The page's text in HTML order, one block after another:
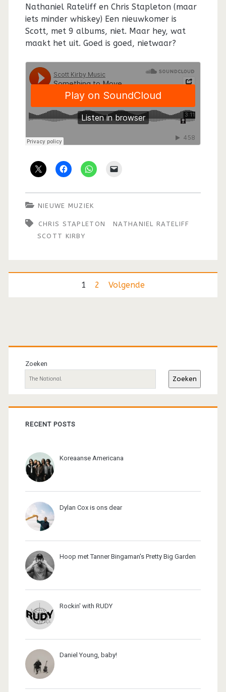
Nathaniel Rateliff en Chris Stapleton (maar
iets minder whiskey) Een nieuwkomer is
Scott, met 9 albums, niet. Maar hey, wat
maakt het uit. Goed is goed, nietwaar?
NIEUWE MUZIEK
CHRIS STAPLETON
NATHANIEL RATELIFF
SCOTT KIRBY
Berichten
1 2 Volgende
Primaire
sidebar
Zoeken
Zoeken
RECENT POSTS
Koreaanse Americana
Dylan Cox is ons dear
Hoop met Tanner Bingaman's Pretty Big Garden
Rockin' with RUDY
Daniel Young, baby!